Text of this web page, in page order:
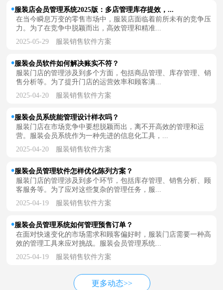
服装店会员管理系统2025版：多店管理库存提效，...
在当今瞬息万变的零售市场中，服装店面临着前所未有的竞争压
力。为了在竞争中脱颖而出，高效管理和精准...
2025-05-29 服装销售软件方案
服装会员软件如何解决账实不符？
服装门店的管理涉及到多个方面，包括商品管理、库存管理、销
售分析等。为了提升门店的运营效率和顾客满...
2025-04-20 服装销售软件方案
服装会员系统能管理设计样衣吗？
服装门店在市场竞争中要想脱颖而出，离不开高效的管理和运
营。服装会员系统作为一种先进的信息化工具，...
2025-04-20 服装销售软件方案
服装会员管理软件怎样优化陈列方案？
服装门店的管理涉及到多个环节，包括库存管理、销售分析、顾
客服务等。为了应对这些复杂的管理任务，服...
2025-04-19 服装销售软件方案
服装会员管理系统如何管理预售订单？
在面对快速变化的市场需求和顾客偏好时，服装门店需要一种高
效的管理工具来应对挑战。服装会员管理系统...
2025-04-19 服装销售软件方案
更多动态>>